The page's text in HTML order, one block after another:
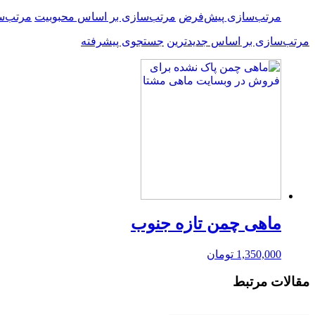
مرتب‌سازی پیش‌فرض مرتب‌سازی بر اساس محبوبیت
مرتب‌سازی بر اساس جدیدترین جستجوی پیشرفته
ماهی چمن تازه جنوب
1,350,000 تومان
مقالات مرتبط